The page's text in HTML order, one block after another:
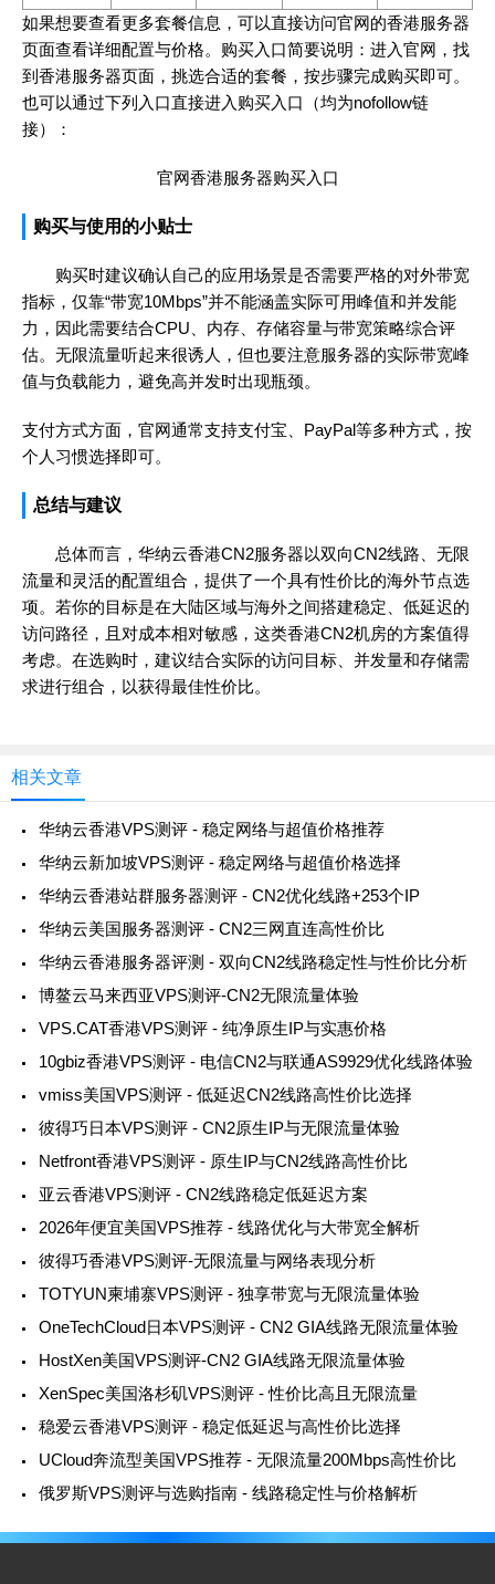
如果想要查看更多套餐信息，可以直接访问官网的香港服务器
页面查看详细配置与价格。购买入口简要说明：进入官网，找
到香港服务器页面，挑选合适的套餐，按步骤完成购买即可。
也可以通过下列入口直接进入购买入口（均为nofollow链
接）：
官网香港服务器购买入口
购买与使用的小贴士
购买时建议确认自己的应用场景是否需要严格的对外带宽
指标，仅靠“带宽10Mbps”并不能涵盖实际可用峰值和并发能
力，因此需要结合CPU、内存、存储容量与带宽策略综合评
估。无限流量听起来很诱人，但也要注意服务器的实际带宽峰
值与负载能力，避免高并发时出现瓶颈。
支付方式方面，官网通常支持支付宝、PayPal等多种方式，按
个人习惯选择即可。
总结与建议
总体而言，华纳云香港CN2服务器以双向CN2线路、无限
流量和灵活的配置组合，提供了一个具有性价比的海外节点选
项。若你的目标是在大陆区域与海外之间搭建稳定、低延迟的
访问路径，且对成本相对敏感，这类香港CN2机房的方案值得
考虑。在选购时，建议结合实际的访问目标、并发量和存储需
求进行组合，以获得最佳性价比。
相关文章
华纳云香港VPS测评 - 稳定网络与超值价格推荐
华纳云新加坡VPS测评 - 稳定网络与超值价格选择
华纳云香港站群服务器测评 - CN2优化线路+253个IP
华纳云美国服务器测评 - CN2三网直连高性价比
华纳云香港服务器评测 - 双向CN2线路稳定性与性价比分析
博鳌云马来西亚VPS测评-CN2无限流量体验
VPS.CAT香港VPS测评 - 纯净原生IP与实惠价格
10gbiz香港VPS测评 - 电信CN2与联通AS9929优化线路体验
vmiss美国VPS测评 - 低延迟CN2线路高性价比选择
彼得巧日本VPS测评 - CN2原生IP与无限流量体验
Netfront香港VPS测评 - 原生IP与CN2线路高性价比
亚云香港VPS测评 - CN2线路稳定低延迟方案
2026年便宜美国VPS推荐 - 线路优化与大带宽全解析
彼得巧香港VPS测评-无限流量与网络表现分析
TOTYUN柬埔寨VPS测评 - 独享带宽与无限流量体验
OneTechCloud日本VPS测评 - CN2 GIA线路无限流量体验
HostXen美国VPS测评-CN2 GIA线路无限流量体验
XenSpec美国洛杉矶VPS测评 - 性价比高且无限流量
稳爱云香港VPS测评 - 稳定低延迟与高性价比选择
UCloud奔流型美国VPS推荐 - 无限流量200Mbps高性价比
俄罗斯VPS测评与选购指南 - 线路稳定性与价格解析